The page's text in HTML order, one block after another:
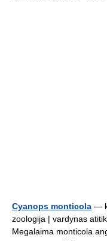
Cyanops monticola —
zoologija | vardynas
Megalaima monticola